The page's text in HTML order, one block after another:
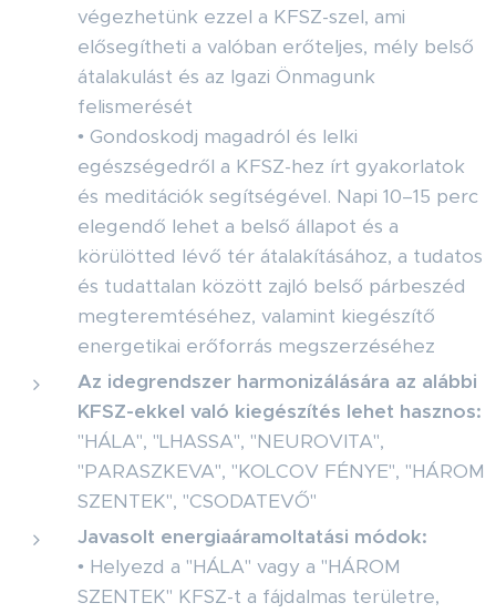
végezhetünk ezzel a KFSZ-szel, ami
elősegítheti a valóban erőteljes, mély belső
átalakulást és az Igazi Önmagunk
felismerését
• Gondoskodj magadról és lelki
egészségedről a KFSZ-hez írt gyakorlatok
és meditációk segítségével. Napi 10–15 perc
elegendő lehet a belső állapot és a
körülötted lévő tér átalakításához, a tudatos
és tudattalan között zajló belső párbeszéd
megteremtéséhez, valamint kiegészítő
energetikai erőforrás megszerzéséhez
Az idegrendszer harmonizálására az alábbi
KFSZ-ekkel való kiegészítés lehet hasznos:
"HÁLA", "LHASSA", "NEUROVITA",
"PARASZKEVA", "KOLCOV FÉNYE", "HÁROM
SZENTEK", "CSODATEVŐ"
Javasolt energiaáramoltatási módok:
• Helyezd a "HÁLA" vagy a "HÁROM
SZENTEK" KFSZ-t a fájdalmas területre,